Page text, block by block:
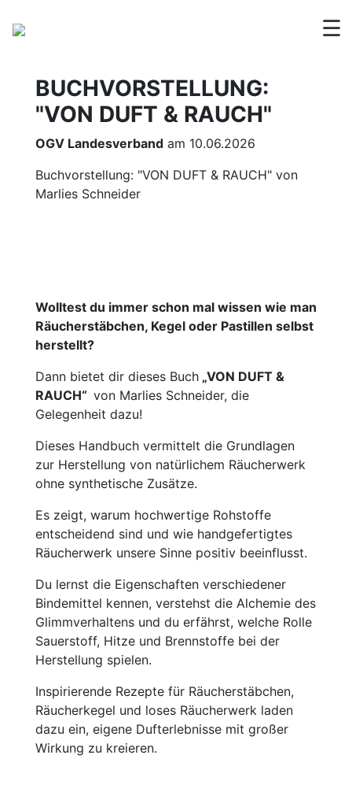
☰
BUCHVORSTELLUNG:
"VON DUFT & RAUCH"
OGV Landesverband am 10.06.2026
Buchvorstellung: "VON DUFT & RAUCH" von
Marlies Schneider
Wolltest du immer schon mal wissen wie man
Räucherstäbchen, Kegel oder Pastillen selbst
herstellt?
Dann bietet dir dieses Buch „VON DUFT &
RAUCH“ von Marlies Schneider, die
Gelegenheit dazu!
Dieses Handbuch vermittelt die Grundlagen
zur Herstellung von natürlichem Räucherwerk
ohne synthetische Zusätze.
Es zeigt, warum hochwertige Rohstoffe
entscheidend sind und wie handgefertigtes
Räucherwerk unsere Sinne positiv beeinflusst.
Du lernst die Eigenschaften verschiedener
Bindemittel kennen, verstehst die Alchemie des
Glimmverhaltens und du erfährst, welche Rolle
Sauerstoff, Hitze und Brennstoffe bei der
Herstellung spielen.
Inspirierende Rezepte für Räucherstäbchen,
Räucherkegel und loses Räucherwerk laden
dazu ein, eigene Dufterlebnisse mit großer
Wirkung zu kreieren.